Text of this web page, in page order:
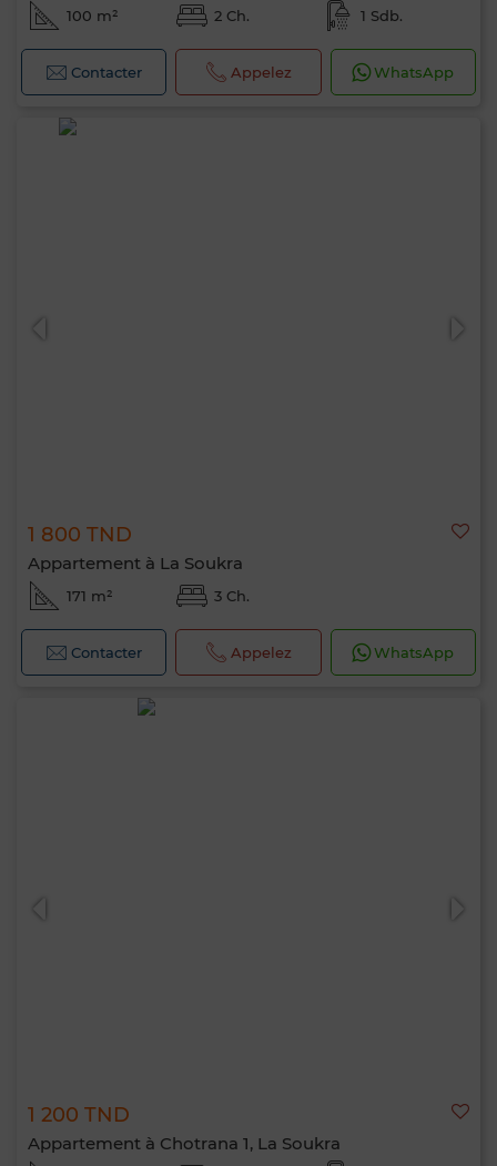
100 m² 2 Ch. 1 Sdb.
Contacter Appelez WhatsApp
1 800 TND
Appartement à La Soukra
171 m² 3 Ch.
Contacter Appelez WhatsApp
1 200 TND
Appartement à Chotrana 1, La Soukra